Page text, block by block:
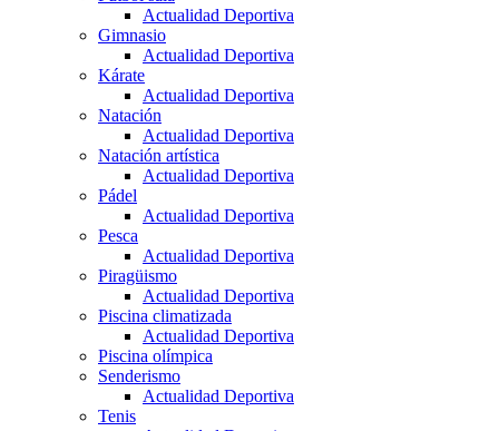
Actualidad Deportiva
Gimnasio
Actualidad Deportiva
Kárate
Actualidad Deportiva
Natación
Actualidad Deportiva
Natación artística
Actualidad Deportiva
Pádel
Actualidad Deportiva
Pesca
Actualidad Deportiva
Piragüismo
Actualidad Deportiva
Piscina climatizada
Actualidad Deportiva
Piscina olímpica
Senderismo
Actualidad Deportiva
Tenis